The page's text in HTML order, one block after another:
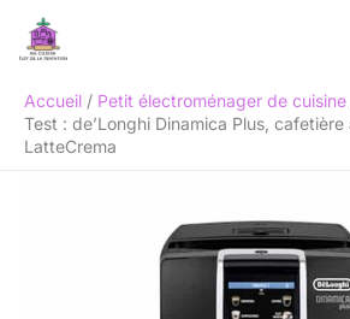
Accueil
Petit électroménager de cuisine
Test : de’Longhi Dinamica Plus,
LatteCrema
Rechercher